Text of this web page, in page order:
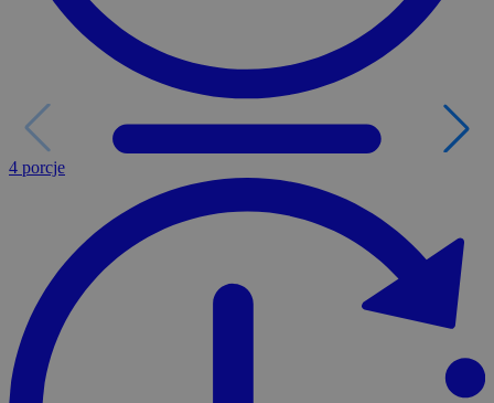
4 porcje